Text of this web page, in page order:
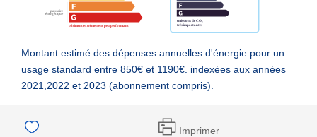
Montant estimé des dépenses annuelles d'énergie pour un
usage standard entre 850€ et 1190€. indexées aux années
2021,2022 et 2023 (abonnement compris).
Imprimer